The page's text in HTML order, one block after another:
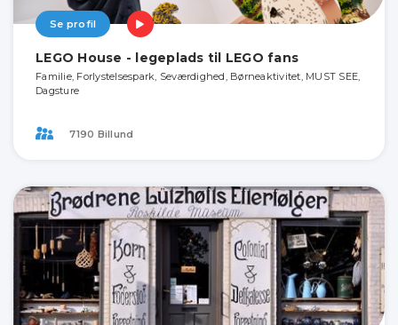
Se profil
LEGO House - legeplads til LEGO fans
Familie, Forlystelsespark, Seværdighed, Børneaktivitet, MUST SEE,
Dagsture
7190 Billund